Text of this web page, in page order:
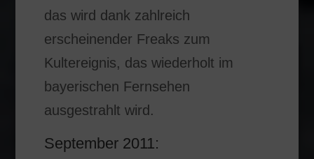
das wird dank zahlreich
erscheinender Freaks zum
Kultereignis, das wiederholt im
bayerischen Fernsehen
ausgestrahlt wird.
September 2011: